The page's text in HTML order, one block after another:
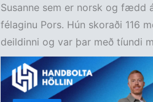
Susanne sem er norsk og fædd
félaginu Pors. Hún skoraði 116
deildinni og var þar með tíundi